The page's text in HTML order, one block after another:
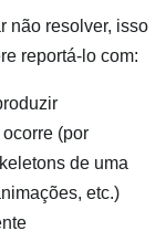
não resolver, isso
reportá-lo com:
(por
de uma
etc.)